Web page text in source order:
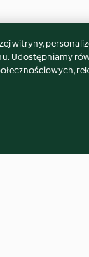
witryny,
Udostępniamy